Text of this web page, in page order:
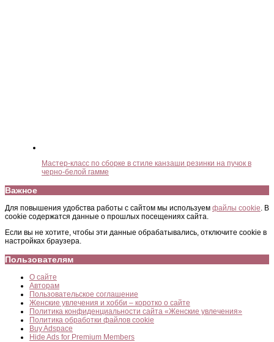
Мастер-класс по сборке в стиле канзаши резинки на пучок в
черно-белой гамме
Важное
Для повышения удобства работы с сайтом мы используем файлы cookie. В
cookie содержатся данные о прошлых посещениях сайта.
Если вы не хотите, чтобы эти данные обрабатывались, отключите cookie в
настройках браузера.
Пользователям
О сайте
Авторам
Пользовательское соглашение
Женские увлечения и хобби – коротко о сайте
Политика конфиденциальности сайта «Женские увлечения»
Политика обработки файлов cookie
Buy Adspace
Hide Ads for Premium Members